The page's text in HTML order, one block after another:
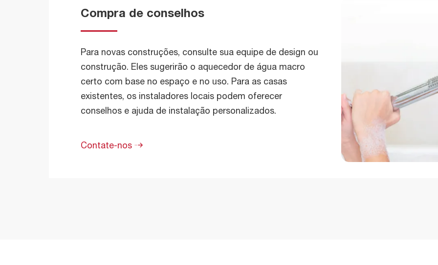
Compra de conselhos
Para novas construções, consulte sua equipe de design ou
construção. Eles sugerirão o aquecedor de água macro
certo com base no espaço e no uso. Para as casas
existentes, os instaladores locais podem oferecer
conselhos e ajuda de instalação personalizados.
Contate-nos